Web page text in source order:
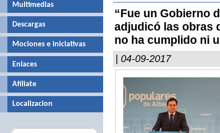
“Fue un Gobierno
adjudicó las obras
no ha cumplido ni
| 04-09-2017
Multimedias
Descargas
Mociones e iniciativas
Enlaces
Afíliate
Localizacion